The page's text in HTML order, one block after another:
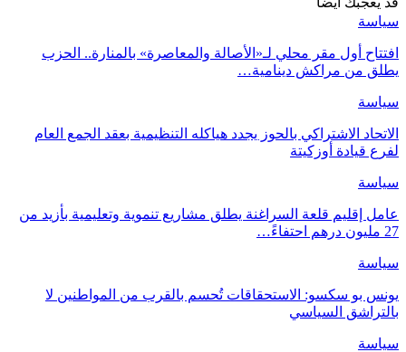
سياسة
افتتاح أول مقر محلي لـ«الأصالة والمعاصرة» بالمنارة.. الحزب
يطلق من مراكش دينامية…
سياسة
الاتحاد الاشتراكي بالحوز يجدد هياكله التنظيمية بعقد الجمع العام
لفرع قيادة أوزكيتة
سياسة
عامل إقليم قلعة السراغنة يطلق مشاريع تنموية وتعليمية بأزيد من
27 مليون درهم احتفاءً…
سياسة
يونس بو سكسو: الاستحقاقات تُحسم بالقرب من المواطنين لا
بالتراشق السياسي
سياسة